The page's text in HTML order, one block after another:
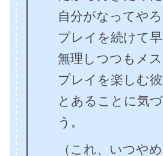
自分がなってや
プレイを続けて
無理しつつもメ
プレイを楽しむ
とあることに気
う。
（これ、いつや